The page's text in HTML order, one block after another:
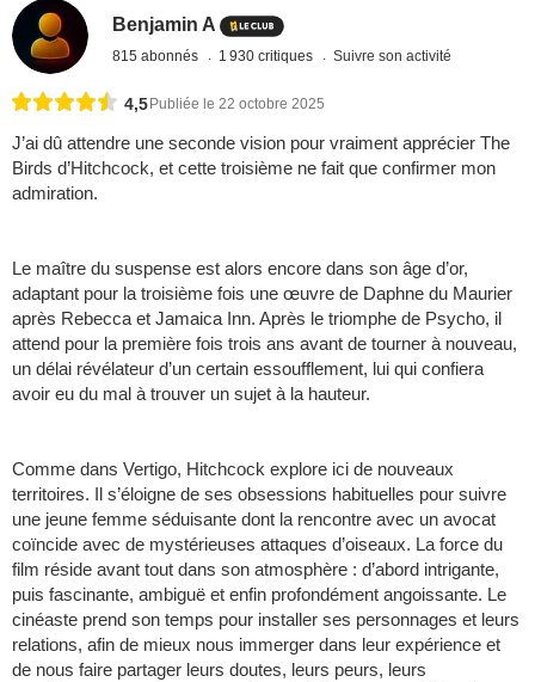
Benjamin A
815 abonnés 1 930 critiques Suivre son activité
4,5 Publiée le 22 octobre 2025
J’ai dû attendre une seconde vision pour vraiment apprécier The
Birds d’Hitchcock, et cette troisième ne fait que confirmer mon
admiration.
Le maître du suspense est alors encore dans son âge d’or,
adaptant pour la troisième fois une œuvre de Daphne du Maurier
après Rebecca et Jamaica Inn. Après le triomphe de Psycho, il
attend pour la première fois trois ans avant de tourner à nouveau,
un délai révélateur d’un certain essoufflement, lui qui confiera
avoir eu du mal à trouver un sujet à la hauteur.
Comme dans Vertigo, Hitchcock explore ici de nouveaux
territoires. Il s’éloigne de ses obsessions habituelles pour suivre
une jeune femme séduisante dont la rencontre avec un avocat
coïncide avec de mystérieuses attaques d’oiseaux. La force du
film réside avant tout dans son atmosphère : d’abord intrigante,
puis fascinante, ambiguë et enfin profondément angoissante. Le
cinéaste prend son temps pour installer ses personnages et leurs
relations, afin de mieux nous immerger dans leur expérience et
de nous faire partager leurs doutes, leurs peurs, leurs